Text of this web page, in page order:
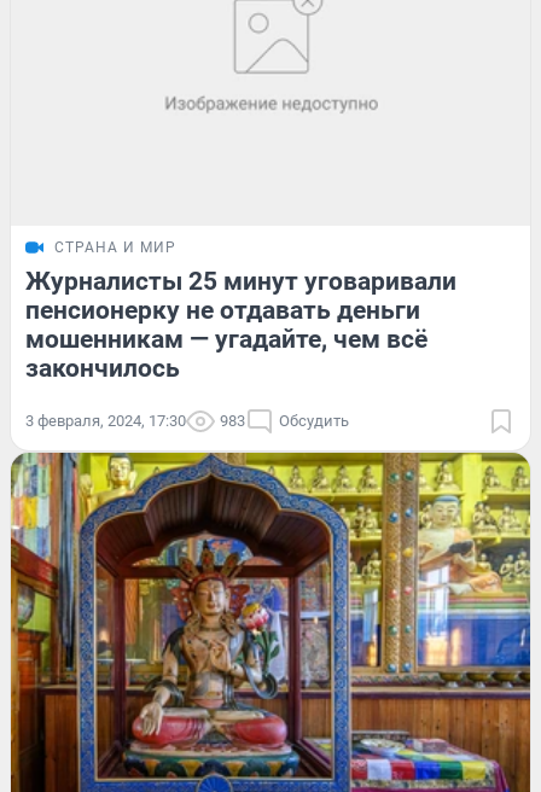
СТРАНА И МИР
Журналисты 25 минут уговаривали
пенсионерку не отдавать деньги
мошенникам — угадайте, чем всё
закончилось
3 февраля, 2024, 17:30 983 Обсудить